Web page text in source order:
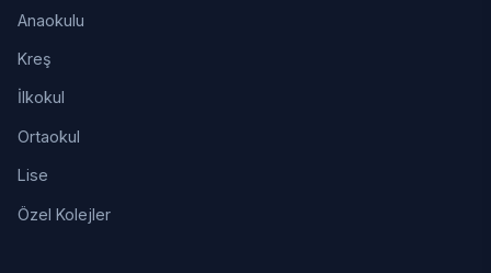
Anaokulu
Kreş
İlkokul
Ortaokul
Lise
Özel Kolejler